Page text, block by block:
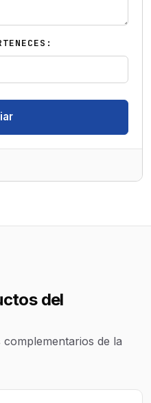
del
de la